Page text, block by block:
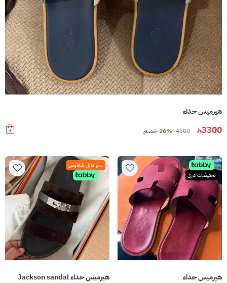
هيرميس حذاء
3300
4500 26% خصم
تخفيضات كبرى
هيرميس حذاء
سعر قابل للتفاوض
هيرميس حذاء Jackson sandal